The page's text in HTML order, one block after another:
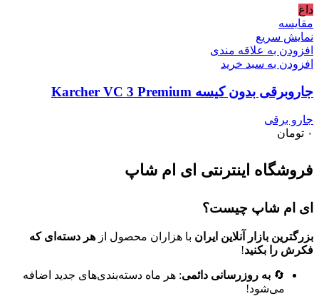
داغ
مقايسه
نمایش سریع
افزودن به علاقه مندی
افزودن به سبد خرید
جاروبرقی بدون کیسه Karcher VC 3 Premium
جارو برقی
۰ تومان
فروشگاه اینترنتی ای ام شاپ
ای ام شاپ چیست؟
بزرگترین بازار آنلاین ایران با هزاران محصول از هر دسته‌ای که
فکرش را بکنید!
🔄 به روزرسانی دائمی: هر ماه دسته‌بندی‌های جدید اضافه
می‌شود!